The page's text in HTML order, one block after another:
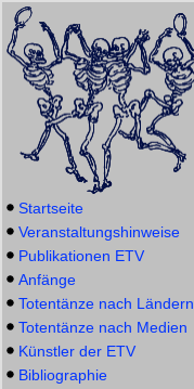
Startseite
Veranstaltungshinweise
Publikationen ETV
Anfänge
Totentänze nach Ländern
Totentänze nach Medien
Künstler der ETV
Bibliographie